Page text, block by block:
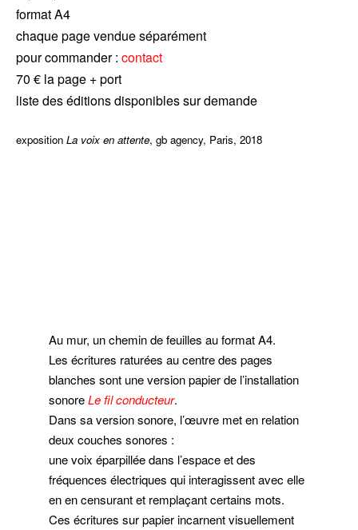
format A4
chaque page vendue séparément
pour commander : contact
70 € la page + port
liste des éditions disponibles sur demande
exposition La voix en attente, gb agency, Paris, 2018
Au mur, un chemin de feuilles au format A4.
Les écritures raturées au centre des pages
blanches sont une version papier de l’installation
sonoreLe fil conducteur.
Dans sa version sonore, l’œuvre met en relation
deux couches sonores :
une voix éparpillée dans l’espace et des
fréquences électriques qui interagissent avec elle
en en censurant et remplaçant certains mots.
Ces écritures sur papier incarnent visuellement